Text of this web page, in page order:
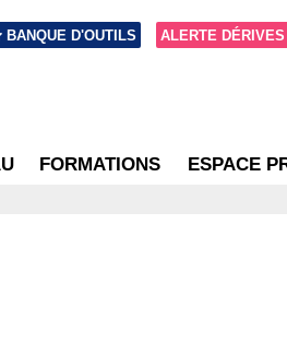
BANQUE D'OUTILS ALERTE DÉRIVES
FORMATIONS ESPACE